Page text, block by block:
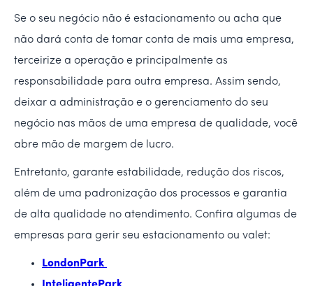
Se o seu negócio não é estacionamento ou acha que
não dará conta de tomar conta de mais uma empresa,
terceirize a operação e principalmente as
responsabilidade para outra empresa. Assim sendo,
deixar a administração e o gerenciamento do seu
negócio nas mãos de uma empresa de qualidade, você
abre mão de margem de lucro.
Entretanto, garante estabilidade, redução dos riscos,
além de uma padronização dos processos e garantia
de alta qualidade no atendimento. Confira algumas de
empresas para gerir seu estacionamento ou valet:
LondonPark